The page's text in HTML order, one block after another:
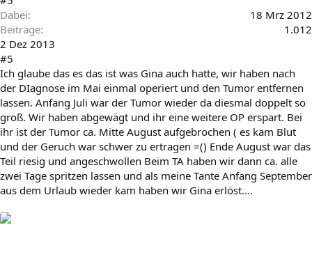
Dabei
18 Mrz 2012
Beiträge
1.012
2 Dez 2013
#5
Ich glaube das es das ist was Gina auch hatte, wir haben nach
der DIagnose im Mai einmal operiert und den Tumor entfernen
lassen. Anfang Juli war der Tumor wieder da diesmal doppelt so
groß. Wir haben abgewägt und ihr eine weitere OP erspart. Bei
ihr ist der Tumor ca. Mitte August aufgebrochen ( es kam Blut
und der Geruch war schwer zu ertragen =() Ende August war das
Teil riesig und angeschwollen Beim TA haben wir dann ca. alle
zwei Tage spritzen lassen und als meine Tante Anfang September
aus dem Urlaub wieder kam haben wir Gina erlöst....